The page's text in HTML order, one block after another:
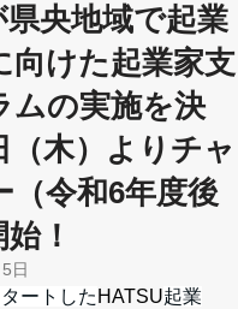
央地域で起業
向けた起業家支
ムの実施を決
（木）よりチャ
（令和6年度後
！
日
ートした HATSU起業